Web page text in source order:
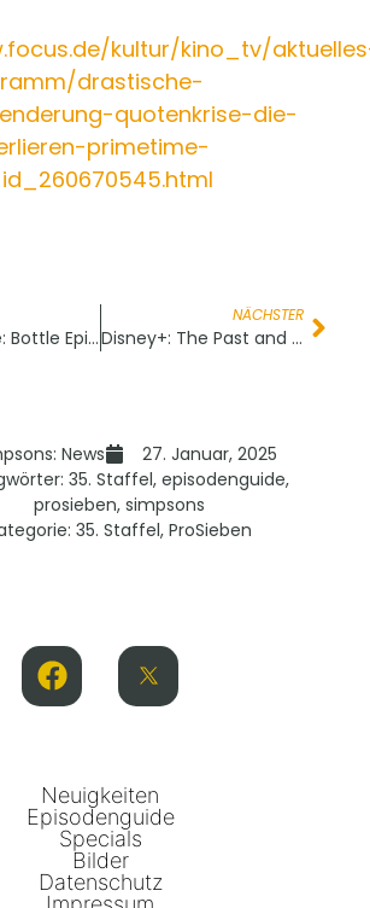
kultur/kino_tv/
drastische-
quotenkrise-die-
primetime-
US-Premiere: Bottle Episode
NÄCHSTER
Disney+: The Past and the Furious
News
27. Januar, 2025
35. Staffel, episodenguide,
prosieben, simpsons
35. Staffel, ProSieben
Neuigkeiten
Episodenguide
Specials
Bilder
Datenschutz